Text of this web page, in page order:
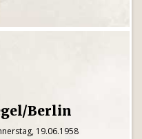
Berlin
19.06.1958